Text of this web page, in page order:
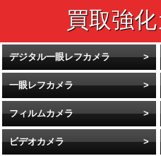
デジタル一眼レフカメラ
一眼レフカメラ
フィルムカメラ
ビデオカメラ